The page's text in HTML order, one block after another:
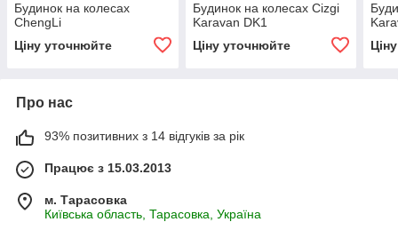
Будинок на колесах
ChengLi
Ціну уточнюйте
Будинок на колесах Cizgi
Karavan DK1
Ціну уточнюйте
Про нас
93% позитивних з 14 відгуків за рік
Працює з 15.03.2013
м. Тарасовка
Київська область, Тарасовка, Україна